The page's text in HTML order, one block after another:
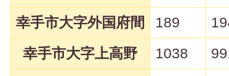
幸手市大字外国府間
189
幸手市大字上高野
1038